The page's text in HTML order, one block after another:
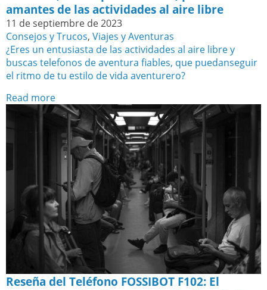
amantes de las actividades al aire libre
11 de septiembre de 2023
Consejos y Trucos, Viajes y Aventuras
¿Eres un entusiasta de las actividades al aire libre y
buscas telefonos de aventura fiables, que puedanseguir
el ritmo de tu estilo de vida aventurero?
Read more
Reseña del Teléfono FOSSIBOT F102: El